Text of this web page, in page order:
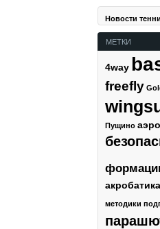
Новости
МЕТКИ
4way
freefly
Пущино
акробатика
методики